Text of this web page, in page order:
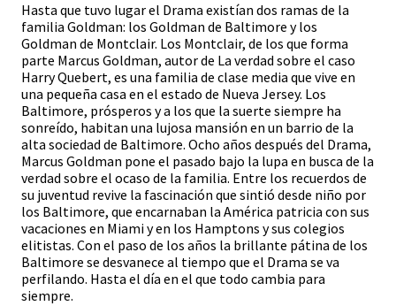
Hasta que tuvo lugar el Drama existían dos ramas de la
familia Goldman: los Goldman de Baltimore y los
Goldman de Montclair. Los Montclair, de los que forma
parte Marcus Goldman, autor de La verdad sobre el caso
Harry Quebert, es una familia de clase media que vive en
una pequeña casa en el estado de Nueva Jersey. Los
Baltimore, prósperos y a los que la suerte siempre ha
sonreído, habitan una lujosa mansión en un barrio de la
alta sociedad de Baltimore. Ocho años después del Drama,
Marcus Goldman pone el pasado bajo la lupa en busca de la
verdad sobre el ocaso de la familia. Entre los recuerdos de
su juventud revive la fascinación que sintió desde niño por
los Baltimore, que encarnaban la América patricia con sus
vacaciones en Miami y en los Hamptons y sus colegios
elitistas. Con el paso de los años la brillante pátina de los
Baltimore se desvanece al tiempo que el Drama se va
perfilando. Hasta el día en el que todo cambia para
siempre.